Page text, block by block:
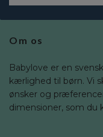
Om os
Babylove er en
kærlighed til børn. Vi
ønsker og
dimensioner, som du